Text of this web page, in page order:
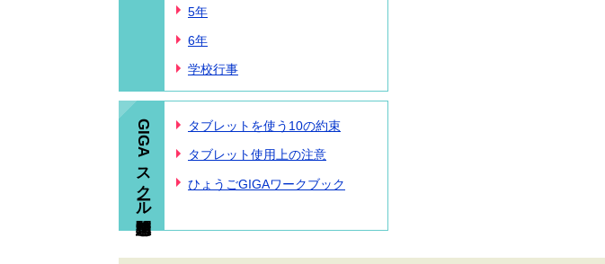
5年
6年
学校行事
GIGAスクール構想関連 タブレットを使う10の約束
タブレット使用上の注意
ひょうごGIGAワークブック